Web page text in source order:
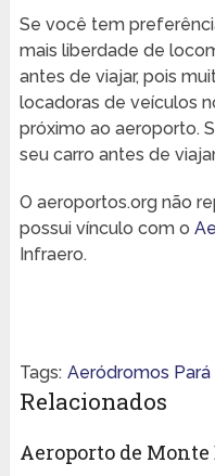
Se você tem
mais liberdade de
antes de viajar, pois
locadoras de veículos
próximo ao aeroporto.
seu carro antes de
O aeroportos.org não
possui vínculo com o
Infraero.
Tags: Aeródromos Pará
Relacionados
Aeroporto de Monte